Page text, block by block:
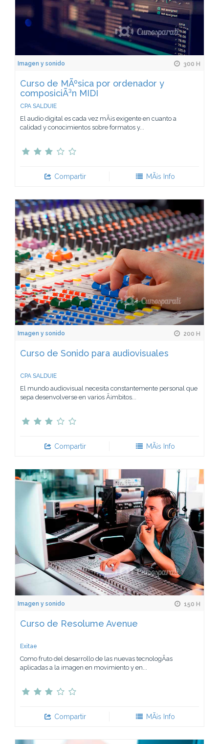
Imagen y sonido 300 H
Curso de MÃºsica por ordenador y
composiciÃ³n MIDI
CPA SALDUIE
El audio digital es cada vez mÃ¡s exigente en cuanto a
calidad y conocimientos sobre formatos y...
Compartir MÃ¡s Info
Imagen y sonido 200 H
Curso de Sonido para audiovisuales
CPA SALDUIE
El mundo audiovisual necesita constantemente personal que
sepa desenvolverse en varios Ã¡mbitos...
Compartir MÃ¡s Info
Imagen y sonido 150 H
Curso de Resolume Avenue
Exitae
Como fruto del desarrollo de las nuevas tecnologÃ­as
aplicadas a la imagen en movimiento y en...
Compartir MÃ¡s Info